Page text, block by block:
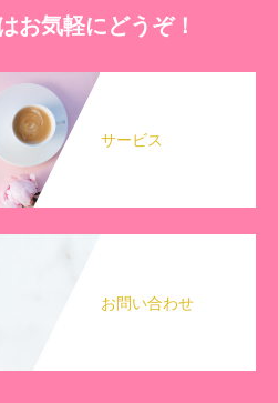
お気軽にどうぞ！
サービス
お問い合わせ